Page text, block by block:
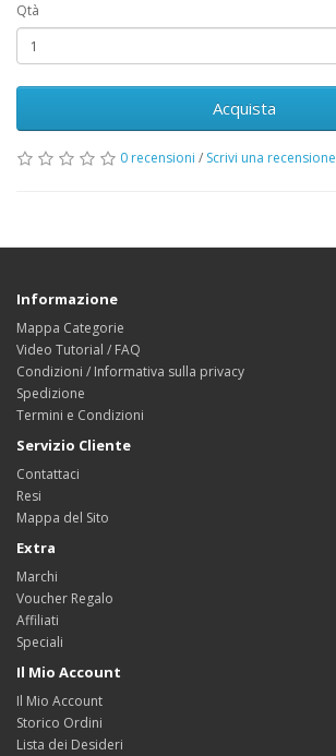
Qtà
Acquista
0 recensioni / Scrivi una recensione
Informazione
Mappa Categorie
Video Tutorial / FAQ
Condizioni / Informativa sulla privacy
Spedizione
Termini e Condizioni
Servizio Cliente
Contattaci
Resi
Mappa del Sito
Extra
Marchi
Voucher Regalo
Affiliati
Speciali
Il Mio Account
Il Mio Account
Storico Ordini
Lista dei Desideri